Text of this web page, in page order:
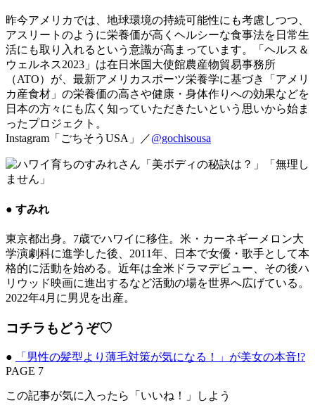
昨今アメリカでは、地球環境の持続可能性にも考慮しつつ、
アスリートのように栄養価が高くヘルシーな食事法を日常生
活にも取り入れるという意識が高まっています。「ヘルス＆
ウェルネス2023」は在日米国大使館農産物貿易事務所
（ATO）が、最新アメリカスポーツ栄養学に基づき「アメリ
カ産食材」の栄養価の高さや健康・身体作りへの効果などを
日本の方々にも広く知っていただきたいという思いから始ま
ったプロジェクト。
Instagram「ごちそうUSA」／@gochisousa
● すみれ
東京都出身。7歳でハワイに移住。米・カーネギーメロン大
学演劇科に進学した後、2011年、日本で女優・歌手として本
格的に活動を始める。近年は全米ドラマデビュー、その後ハ
リウッド映画に進出するなど活動の場を世界へ広げている。
2022年4月に男児を出産。
コチラもどうぞ♡
●
「男性の髪型より薄毛対策が気になる！」が美女の本音!?
PAGE 7
この記事が気に入ったら「いいね！」しよう